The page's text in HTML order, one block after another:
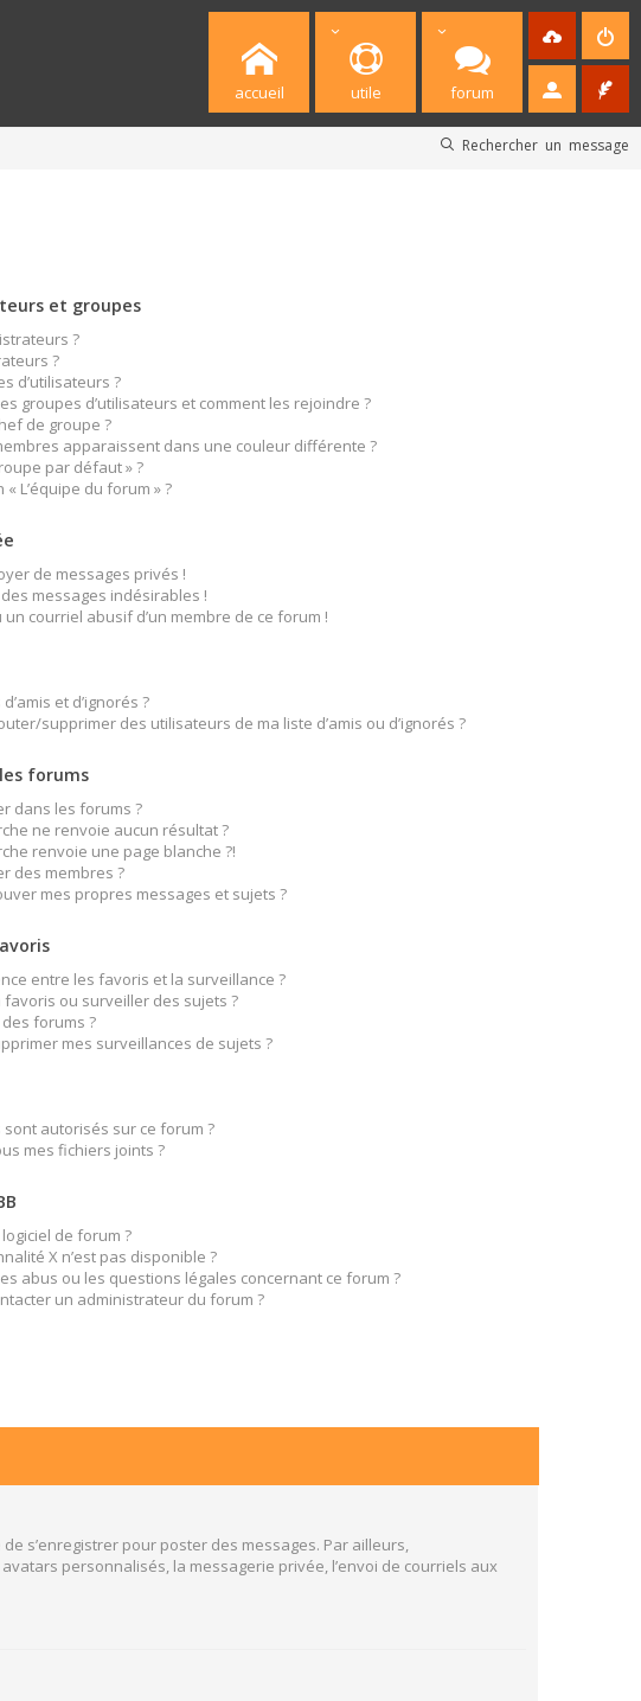
accueil utile forum
Rechercher un message
et groupes
?
?
d’utilisateurs ?
groupes d’utilisateurs et comment les rejoindre ?
de groupe ?
apparaissent dans une couleur différente ?
par défaut » ?
« L’équipe du forum » ?
de messages privés !
messages indésirables !
un courriel abusif d’un membre de ce forum !
et d’ignorés ?
supprimer des utilisateurs de ma liste d’amis ou d’ignorés ?
forums
dans les forums ?
ne renvoie aucun résultat ?
renvoie une page blanche ?!
des membres ?
mes propres messages et sujets ?
entre les favoris et la surveillance ?
favoris ou surveiller des sujets ?
forums ?
mes surveillances de sujets ?
autorisés sur ce forum ?
mes fichiers joints ?
de forum ?
X n’est pas disponible ?
abus ou les questions légales concernant ce forum ?
un administrateur du forum ?
s’enregistrer pour poster des messages. Par ailleurs,
personnalisés, la messagerie privée, l’envoi de courriels aux